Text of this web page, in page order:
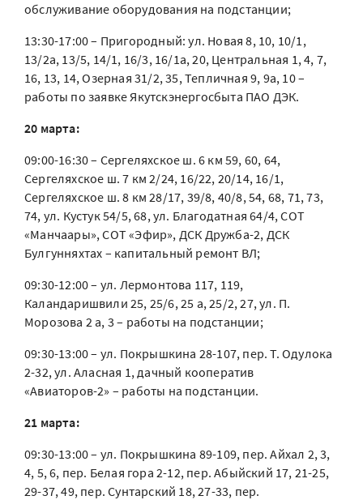
обслуживание оборудования на подстанции;
13:30-17:00 – Пригородный: ул. Новая 8, 10, 10/1,
13/2а, 13/5, 14/1, 16/3, 16/1а, 20, Центральная 1, 4, 7,
16, 13, 14, Озерная 31/2, 35, Тепличная 9, 9а, 10 –
работы по заявке Якутскэнергосбыта ПАО ДЭК.
20 марта:
09:00-16:30 – Сергеляхское ш. 6 км 59, 60, 64,
Сергеляхское ш. 7 км 2/24, 16/22, 20/14, 16/1,
Сергеляхское ш. 8 км 28/17, 39/8, 40/8, 54, 68, 71, 73,
74, ул. Кустук 54/5, 68, ул. Благодатная 64/4, СОТ
«Манчаары», СОТ «Эфир», ДСК Дружба-2, ДСК
Булгунняхтах – капитальный ремонт ВЛ;
09:30-12:00 – ул. Лермонтова 117, 119,
Каландаришвили 25, 25/6, 25 а, 25/2, 27, ул. П.
Морозова 2 а, 3 – работы на подстанции;
09:30-13:00 – ул. Покрышкина 28-107, пер. Т. Одулока
2-32, ул. Аласная 1, дачный кооператив
«Авиаторов-2» – работы на подстанции.
21 марта:
09:30-13:00 – ул. Покрышкина 89-109, пер. Айхал 2, 3,
4, 5, 6, пер. Белая гора 2-12, пер. Абыйский 17, 21-25,
29-37, 49, пер. Сунтарский 18, 27-33, пер.